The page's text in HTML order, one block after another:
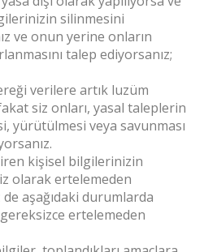
silinmesini
ve onun yerine onların
talep ediyorsanız;
verilere artık luzüm
siz onları, yasal taleplerin
yürütülmesi veya savunması
kişisel bilgilerinizin
olarak ertelemeden
aşağıdaki durumlarda
ertelemeden